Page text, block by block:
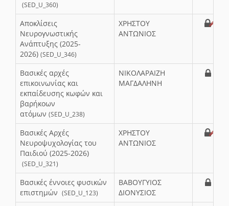
(SED_U_360)
Αποκλίσεις
Νευρογνωστικής
Ανάπτυξης (2025-
2026) (SED_U_346)
ΧΡΗΣΤΟΥ
ΑΝΤΩΝΙΟΣ
Βασικές αρχές
επικοινωνίας και
εκπαίδευσης κωφών και
βαρήκοων
ατόμων (SED_U_238)
ΝΙΚΟΛΑΡΑΙΖΗ
ΜΑΓΔΑΛΗΝΗ
Βασικές Αρχές
Νευροψυχολογίας του
Παιδιού (2025-2026)
(SED_U_321)
ΧΡΗΣΤΟΥ
ΑΝΤΩΝΙΟΣ
Βασικές έννοιες φυσικών
επιστημών (SED_U_123)
ΒΑΒΟΥΓΥΙΟΣ
ΔΙΟΝΥΣΙΟΣ